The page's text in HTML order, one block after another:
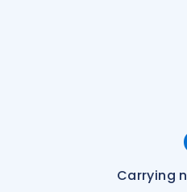
Carrying